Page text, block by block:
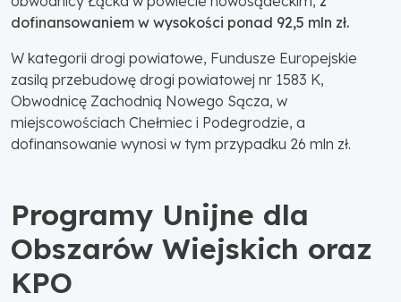
dofinansowaniem w wysokości ponad 92,5 mln zł.
W kategorii drogi powiatowe, Fundusze Europejskie
zasilą przebudowę drogi powiatowej nr 1583 K,
Obwodnicę Zachodnią Nowego Sącza, w
miejscowościach Chełmiec i Podegrodzie, a
dofinansowanie wynosi w tym przypadku 26 mln zł.
Programy Unijne dla
Obszarów Wiejskich oraz
KPO